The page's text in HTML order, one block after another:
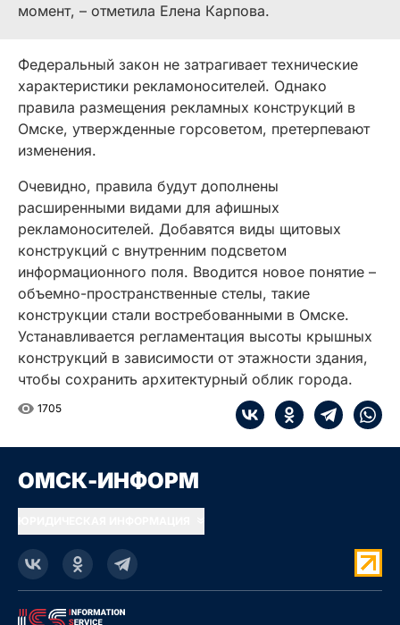
момент, – отметила Елена Карпова.
Федеральный закон не затрагивает технические
характеристики рекламоносителей. Однако
правила размещения рекламных конструкций в
Омске, утвержденные горсоветом, претерпевают
изменения.
Очевидно, правила будут дополнены
расширенными видами для афишных
рекламоносителей. Добавятся виды щитовых
конструкций с внутренним подсветом
информационного поля. Вводится новое понятие –
объемно-пространственные стелы, такие
конструкции стали востребованными в Омске.
Устанавливается регламентация высоты крышных
конструкций в зависимости от этажности здания,
чтобы сохранить архитектурный облик города.
1705
ОМСК-ИНФОРМ